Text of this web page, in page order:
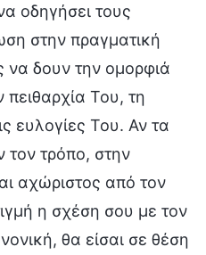
οδηγήσει τους
στην πραγματική
να δουν την ομορφιά
Του, τη
ευλογίες Του. Αν τα
τον τρόπο, στην
αχώριστος από τον
η σχέση σου με τον
θα είσαι σε θέση